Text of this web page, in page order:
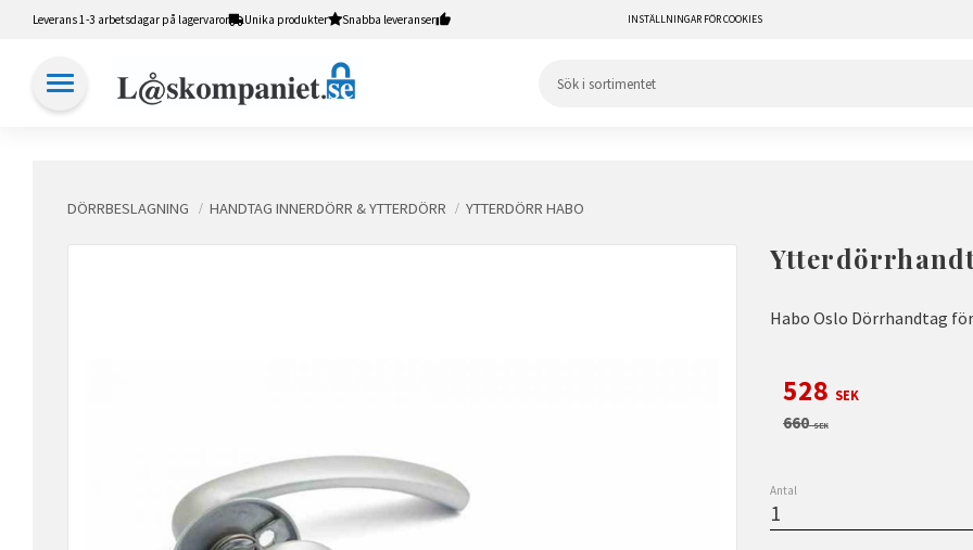
Leverans 1-3 arbetsdagar på lagervaror Unika produkter Snabba leveranser INSTÄLLNINGAR FÖR COOKIES
DÖRRBESLAGNING HANDTAG INNERDÖRR & YTTERDÖRR YTTERDÖRR HABO
Habo Oslo Dörrhandtag
Nedsatt pris:
528 SEK
Ordinarie pris:
660SEK
Antal